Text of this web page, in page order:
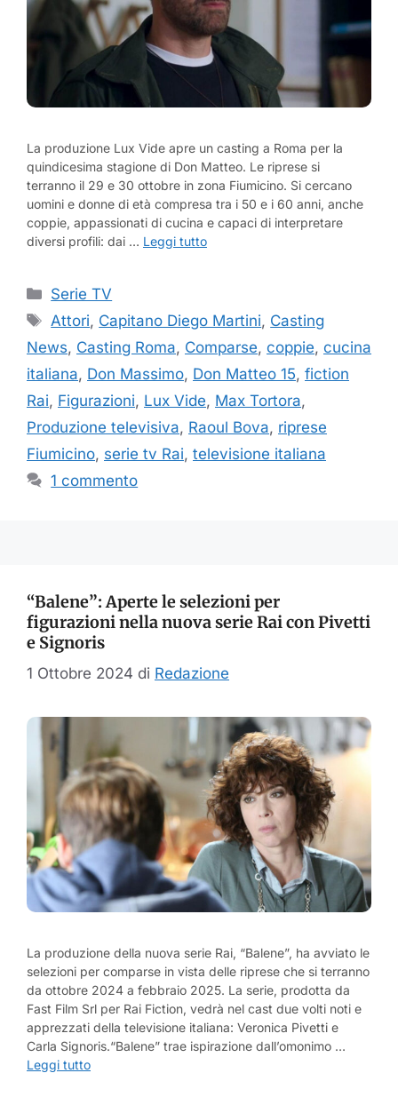
La produzione Lux Vide apre un casting a Roma per la
quindicesima stagione di Don Matteo. Le riprese si
terranno il 29 e 30 ottobre in zona Fiumicino. Si cercano
uomini e donne di età compresa tra i 50 e i 60 anni, anche
coppie, appassionati di cucina e capaci di interpretare
diversi profili: dai … Leggi tutto
Categorie
Serie TV
Tag
Attori, Capitano Diego Martini, Casting
News, Casting Roma, Comparse, coppie, cucina
italiana, Don Massimo, Don Matteo 15, fiction
Rai, Figurazioni, Lux Vide, Max Tortora,
Produzione televisiva, Raoul Bova, riprese
Fiumicino, serie tv Rai, televisione italiana
1 commento
“Balene”: Aperte le selezioni per
figurazioni nella nuova serie Rai con Pivetti
e Signoris
1 Ottobre 2024 di Redazione
La produzione della nuova serie Rai, “Balene”, ha avviato le
selezioni per comparse in vista delle riprese che si terranno
da ottobre 2024 a febbraio 2025. La serie, prodotta da
Fast Film Srl per Rai Fiction, vedrà nel cast due volti noti e
apprezzati della televisione italiana: Veronica Pivetti e
Carla Signoris.“Balene” trae ispirazione dall’omonimo …
Leggi tutto